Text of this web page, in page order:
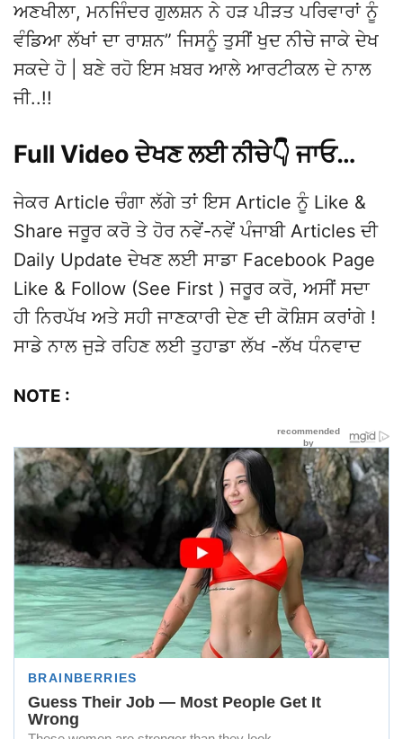
ਅਣਖੀਲਾ, ਮਨਜਿੰਦਰ ਗੁਲਸ਼ਨ ਨੇ ਹੜ ਪੀੜਤ ਪਰਿਵਾਰਾਂ ਨੂੰ
ਵੰਡਿਆ ਲੱਖਾਂ ਦਾ ਰਾਸ਼ਨ” ਜਿਸਨੂੰ ਤੁਸੀਂ ਖੁਦ ਨੀਚੇ ਜਾਕੇ ਦੇਖ
ਸਕਦੇ ਹੋ | ਬਣੇ ਰਹੋ ਇਸ ਖ਼ਬਰ ਆਲੇ ਆਰਟੀਕਲ ਦੇ ਨਾਲ
ਜੀ..!!
Full Video ਦੇਖਣ ਲਈ ਨੀਚੇ👇 ਜਾਓ…
ਜੇਕਰ Article ਚੰਗਾ ਲੱਗੇ ਤਾਂ ਇਸ Article ਨੂੰ Like &
Share ਜਰੂਰ ਕਰੋ ਤੇ ਹੋਰ ਨਵੇਂ-ਨਵੇਂ ਪੰਜਾਬੀ Articles ਦੀ
Daily Update ਦੇਖਣ ਲਈ ਸਾਡਾ Facebook Page
Like & Follow (See First ) ਜਰੂਰ ਕਰੋ, ਅਸੀਂ ਸਦਾ
ਹੀ ਨਿਰਪੱਖ ਅਤੇ ਸਹੀ ਜਾਣਕਾਰੀ ਦੇਣ ਦੀ ਕੋਸ਼ਿਸ ਕਰਾਂਗੇ !
ਸਾਡੇ ਨਾਲ ਜੁੜੇ ਰਹਿਣ ਲਈ ਤੁਹਾਡਾ ਲੱਖ -ਲੱਖ ਧੰਨਵਾਦ
NOTE :